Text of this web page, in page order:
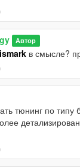
Автор
в смысле?
тюнинг по типу